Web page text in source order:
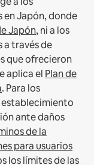
Japón, donde
Japón, ni a los
través de
que ofrecieron
aplica el Plan de
. Para los
establecimiento
ante daños
de la
para usuarios
los límites de las